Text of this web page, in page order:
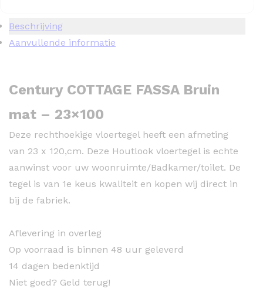
Beschrijving
Aanvullende informatie
Century COTTAGE FASSA Bruin
mat – 23×100
Deze rechthoekige vloertegel heeft een afmeting
van 23 x 120,cm. Deze Houtlook vloertegel is echte
aanwinst voor uw woonruimte/Badkamer/toilet. De
tegel is van 1e keus kwaliteit en kopen wij direct in
bij de fabriek.
Aflevering in overleg
Op voorraad is binnen 48 uur geleverd
14 dagen bedenktijd
Niet goed? Geld terug!